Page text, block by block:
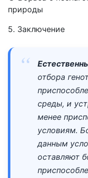
природы
5. Заключение
отбора
среды, и
менее
условиям.
данным
оставляют